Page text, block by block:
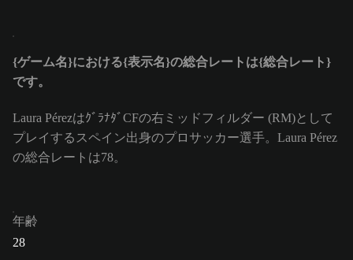
{ゲーム名}における{表示名}の総合レートは{総合レート}
です。
Laura PérezはｸﾞﾗﾅﾀﾞCFの右ミッドフィルダー (RM)として
プレイするスペイン出身のプロサッカー選手。Laura Pérez
の総合レートは78。
年齢
28